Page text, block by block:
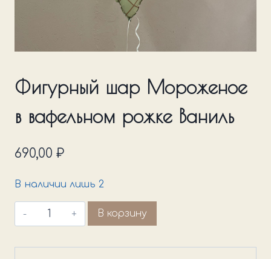
Фигурный шар Мороженое
в вафельном рожке Ваниль
690,00 ₽
В наличии лишь 2
Количество
товара
В корзину